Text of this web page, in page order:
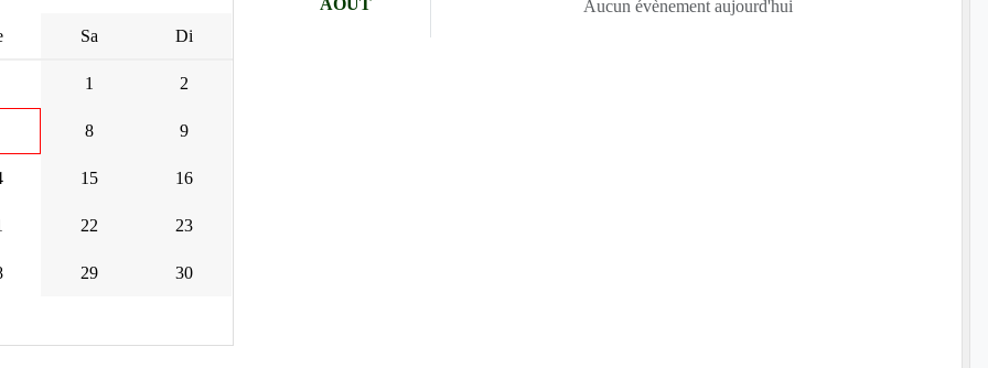
Sa Di
1 2
8 9
15 16
22 23
29 30
AOÛT Aucun évènement aujourd'hui